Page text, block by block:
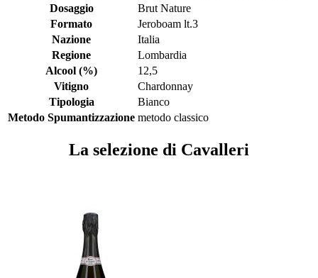
Dosaggio
Brut Nature
Formato
Jeroboam lt.3
Nazione
Italia
Regione
Lombardia
Alcool (%)
12,5
Vitigno
Chardonnay
Tipologia
Bianco
Metodo Spumantizzazione metodo classico
La selezione di Cavalleri